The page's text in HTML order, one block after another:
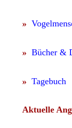
»
» Bücher &
» Tagebuch
Aktuelle